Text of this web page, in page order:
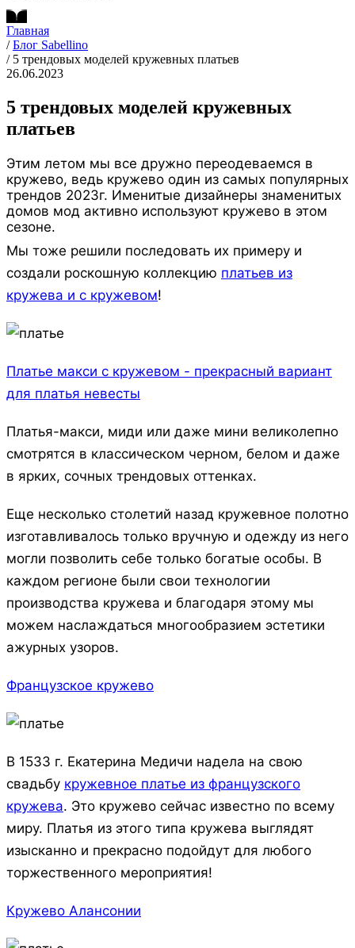
Главная
/ Блог Sabellino
/ 5 трендовых моделей кружевных платьев
26.06.2023
5 трендовых моделей кружевных
платьев
Этим летом мы все дружно переодеваемся в
кружево, ведь кружево один из самых популярных
трендов 2023г. Именитые дизайнеры знаменитых
домов мод активно используют кружево в этом
сезоне.
Мы тоже решили последовать их примеру и
создали роскошную коллекцию платьев из
кружева и с кружевом!
Платье макси с кружевом - прекрасный вариант
для платья невесты
Платья-макси, миди или даже мини великолепно
смотрятся в классическом черном, белом и даже
в ярких, сочных трендовых оттенках.
Еще несколько столетий назад кружевное полотно
изготавливалось только вручную и одежду из него
могли позволить себе только богатые особы. В
каждом регионе были свои технологии
производства кружева и благодаря этому мы
можем наслаждаться многообразием эстетики
ажурных узоров.
Французское кружево
В 1533 г. Екатерина Медичи надела на свою
свадьбу кружевное платье из французского
кружева. Это кружево сейчас известно по всему
миру. Платья из этого типа кружева выглядят
изысканно и прекрасно подойдут для любого
торжественного мероприятия!
Кружево Алансонии